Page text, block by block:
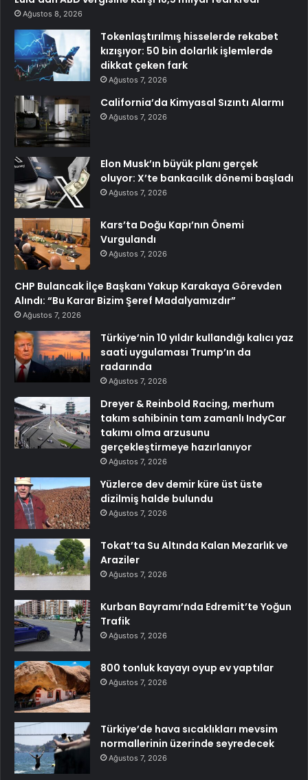
Ağustos 8, 2026
Tokenlaştırılmış hisselerde rekabet
kızışıyor: 50 bin dolarlık işlemlerde
dikkat çeken fark
Ağustos 7, 2026
California’da Kimyasal Sızıntı Alarmı
Ağustos 7, 2026
Elon Musk’ın büyük planı gerçek
oluyor: X’te bankacılık dönemi başladı
Ağustos 7, 2026
Kars’ta Doğu Kapı’nın Önemi
Vurgulandı
Ağustos 7, 2026
CHP Bulancak İlçe Başkanı Yakup Karakaya Görevden
Alındı: “Bu Karar Bizim Şeref Madalyamızdır”
Ağustos 7, 2026
Türkiye’nin 10 yıldır kullandığı kalıcı yaz
saati uygulaması Trump’ın da
radarında
Ağustos 7, 2026
Dreyer & Reinbold Racing, merhum
takım sahibinin tam zamanlı IndyCar
takımı olma arzusunu
gerçekleştirmeye hazırlanıyor
Ağustos 7, 2026
Yüzlerce dev demir küre üst üste
dizilmiş halde bulundu
Ağustos 7, 2026
Tokat’ta Su Altında Kalan Mezarlık ve
Araziler
Ağustos 7, 2026
Kurban Bayramı’nda Edremit’te Yoğun
Trafik
Ağustos 7, 2026
800 tonluk kayayı oyup ev yaptılar
Ağustos 7, 2026
Türkiye’de hava sıcaklıkları mevsim
normallerinin üzerinde seyredecek
Ağustos 7, 2026